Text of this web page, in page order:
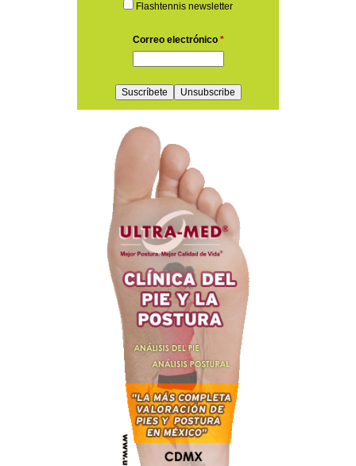
Flashtennis newsletter
Correo electrónico *